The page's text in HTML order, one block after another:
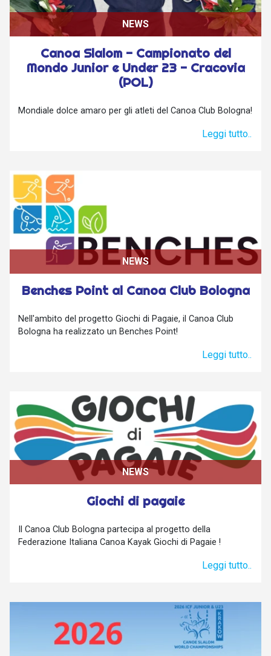
Canoa Slalom - Campionato del
Mondo Junior e Under 23 - Cracovia
(POL)
NEWS
Mondiale dolce amaro per gli atleti del Canoa Club Bologna!
Leggi tutto..
Benches Point al Canoa Club Bologna
NEWS
Nell'ambito del progetto Giochi di Pagaie, il Canoa Club
Bologna ha realizzato un Benches Point!
Leggi tutto..
Giochi di pagaie
NEWS
Il Canoa Club Bologna partecipa al progetto della
Federazione Italiana Canoa Kayak Giochi di Pagaie !
Leggi tutto..